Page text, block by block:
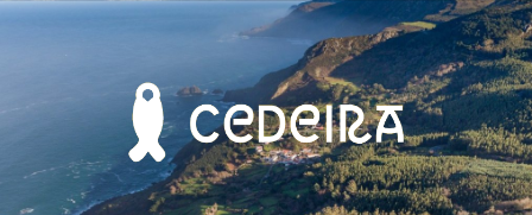
saltar
Saltar
Saltar